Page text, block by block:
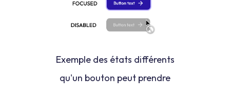
Exemple des états différents
qu'un bouton peut prendre